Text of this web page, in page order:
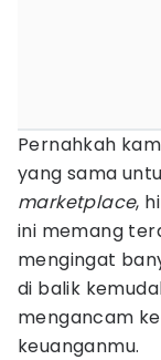
Pernahkah
yang sama
marketplace,
ini memang
mengingat
di balik
mengancam
keuanganmu.